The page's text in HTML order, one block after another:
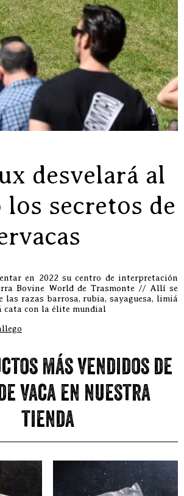
desvelará al
secretos de
en 2022 su centro de interpretación
Bovine World de Trasmonte // Allí se
las razas barrosa, rubia, sayaguesa, limiá
cata con la élite mundial
más vendidos de
vaca en nuestra
tienda